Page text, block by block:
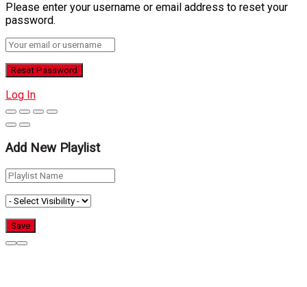
Please enter your username or email address to reset your
password.
Log In
Add New Playlist